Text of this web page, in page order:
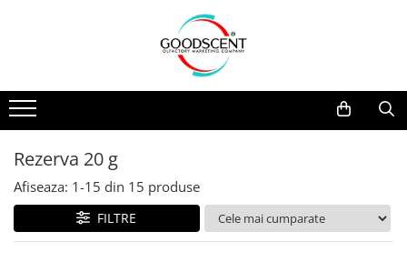
Pachete Promo
Dispozitive de Parfumare
Esente Parfum Ambiental
Rezerve Spray Good Scent
Odorizant cu Pulverizator
Dispozitive de Parfumare Ambientală
Auto
Rezidențiale
Comerciale
Industriale (HVAC)
Esente Parfum Ambiental
Mostre
Rezerva 10 g
Rezerva 20 g
Rezerva 100 g
Rezerva 200 g
Rezerva 500 g
Rezerva 20 g
Afiseaza: 1-15 din 15 produse
FILTRE